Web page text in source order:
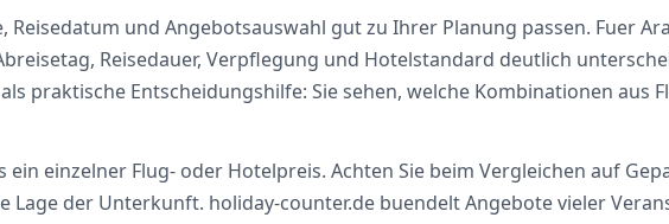
und Angebotsauswahl gut zu Ihrer Planung passen. Fuer
Reisedauer, Verpflegung und Hotelstandard deutlich
praktische Entscheidungshilfe: Sie sehen, welche Kombinationen aus
einzelner Flug- oder Hotelpreis. Achten Sie beim Vergleichen auf
der Unterkunft. holiday-counter.de buendelt Angebote vieler